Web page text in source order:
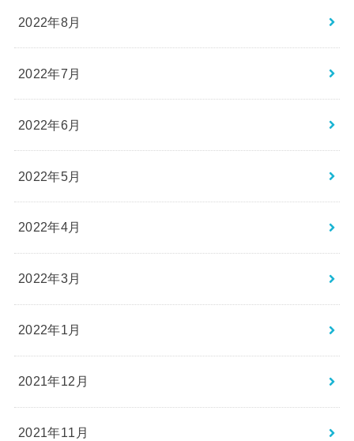
2022年8月
2022年7月
2022年6月
2022年5月
2022年4月
2022年3月
2022年1月
2021年12月
2021年11月